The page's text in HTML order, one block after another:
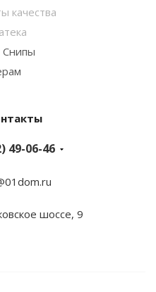
качества
Снипы
49-06-46
шоссе, 9